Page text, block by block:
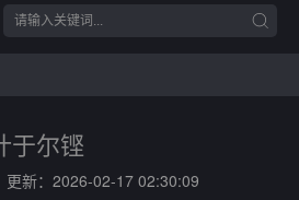
于尔铿
更新：2026-02-17 02:30:09